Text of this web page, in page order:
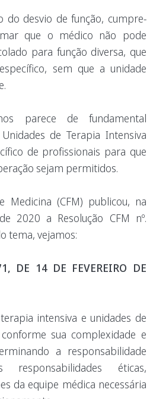
do desvio de função, cumpre-
que o médico não pode
para função diversa, que
sem que a unidade
parece de fundamental
de Terapia Intensiva
de profissionais para que
sejam permitidos.
Medicina (CFM) publicou, na
2020 a Resolução CFM nº.
tema, vejamos:
DE 14 DE FEVEREIRO DE
intensiva e unidades de
sua complexidade e
a responsabilidade
éticas,
da equipe médica necessária